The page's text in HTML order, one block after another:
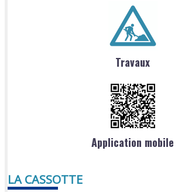
Travaux
Application mobile
LA CASSOTTE